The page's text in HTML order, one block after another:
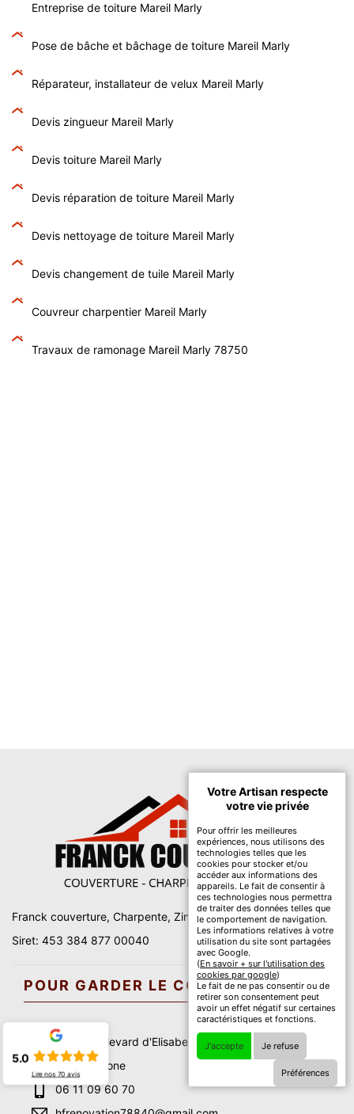
Entreprise de toiture Mareil Marly
Pose de bâche et bâchage de toiture Mareil Marly
Réparateur, installateur de velux Mareil Marly
Devis zingueur Mareil Marly
Devis toiture Mareil Marly
Devis réparation de toiture Mareil Marly
Devis nettoyage de toiture Mareil Marly
Devis changement de tuile Mareil Marly
Couvreur charpentier Mareil Marly
Travaux de ramonage Mareil Marly 78750
Franck couverture, Charpente, Zinguerie, Couverture 78
Siret: 453 384 877 00040
POUR GARDER LE CONTACT
9006 boulevard d'Elisabethville
78680 Epone
06 11 09 60 70
Votre Artisan respecte
votre vie privée
Pour offrir les meilleures
expériences, nous utilisons des
technologies telles que les
cookies pour stocker et/ou
accéder aux informations des
appareils. Le fait de consentir à
ces technologies nous permettra
de traiter des données telles que
le comportement de navigation.
Les informations relatives à votre
utilisation du site sont partagées
avec Google.
(En savoir + sur l'utilisation des
cookies par google)
Le fait de ne pas consentir ou de
retirer son consentement peut
avoir un effet négatif sur certaines
caractéristiques et fonctions.
J'accepte Je refuse
Préférences
5.0
Lire nos 70 avis